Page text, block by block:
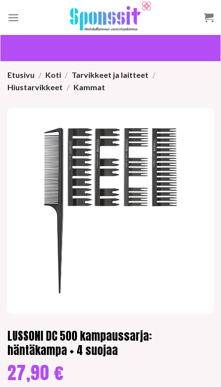
Etusivu / Koti / Tarvikkeet ja laitteet /
Hiustarvikkeet / Kammat
LUSSONI DC 500 kampaussarja:
häntäkampa + 4 suojaa
27,90 €